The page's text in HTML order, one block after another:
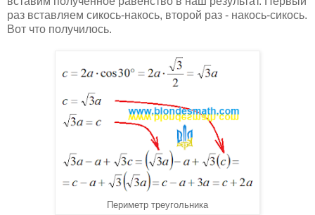
раз вставляем сикось-накось, второй раз - накось-сикось.
Вот что получилось.
Периметр треугольника